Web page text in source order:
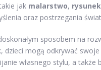
jak malarstwo, rysunek
oraz postrzegania
sposobem na
dzieci mogą odkrywać
własnego stylu, a